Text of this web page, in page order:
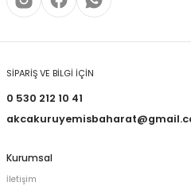
SİPARİŞ VE BİLGİ İÇİN
0 530 212 10 41
Kurumsal
İletişim